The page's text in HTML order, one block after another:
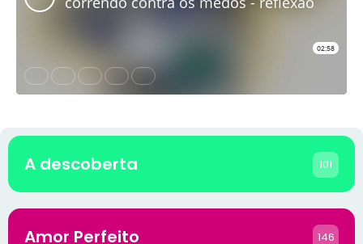
A descoberta 101
Amor Perfeito 146